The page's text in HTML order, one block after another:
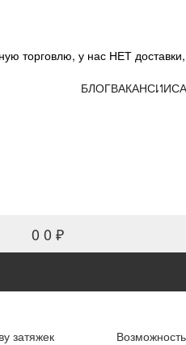
торговлю, у нас НЕТ
БЛОГВАКАНСИИ
0 0 ₽
затяжек